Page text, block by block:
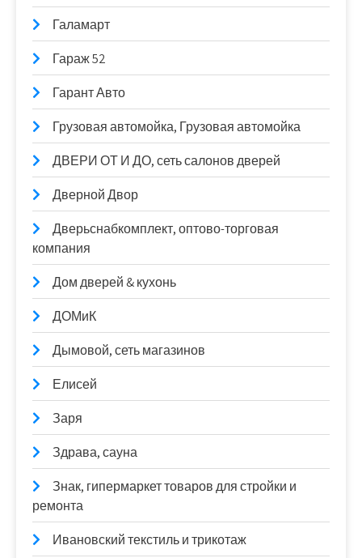
Галамарт
Гараж 52
Гарант Авто
Грузовая автомойка, Грузовая автомойка
ДВЕРИ ОТ И ДО, сеть салонов дверей
Дверной Двор
Дверьснабкомплект, оптово-торговая
компания
Дом дверей & кухонь
ДОМиК
Дымовой, сеть магазинов
Елисей
Заря
Здрава, сауна
Знак, гипермаркет товаров для стройки и
ремонта
Ивановский текстиль и трикотаж